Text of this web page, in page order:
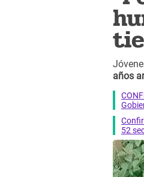
años
52